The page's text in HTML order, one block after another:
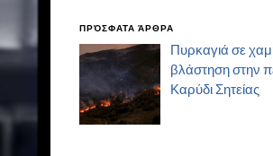
ΠΡΌΣΦΑΤΑ ΆΡΘΡΑ
Πυρκαγιά σε
βλάστηση στην
Καρύδι Σητείας